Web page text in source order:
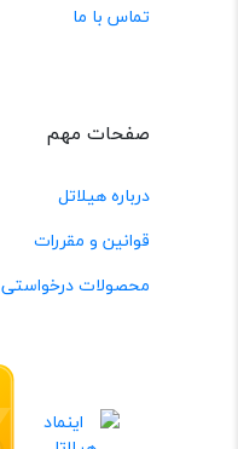
تماس با ما
صفحات مهم
درباره هیلاتل
قوانین و مقررات
محصولات درخواستی